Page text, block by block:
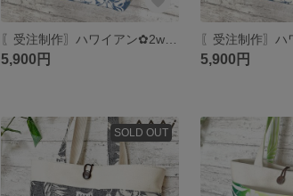
〖受注制作〗ハワイアン✿2wayトートバッグ S
5,900円 5,900円
SOLD OUT